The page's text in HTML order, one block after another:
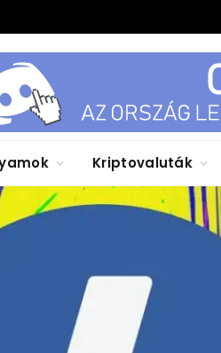
Kriptovaluták